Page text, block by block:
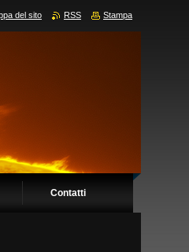
Contatti
del sito RSS Stampa